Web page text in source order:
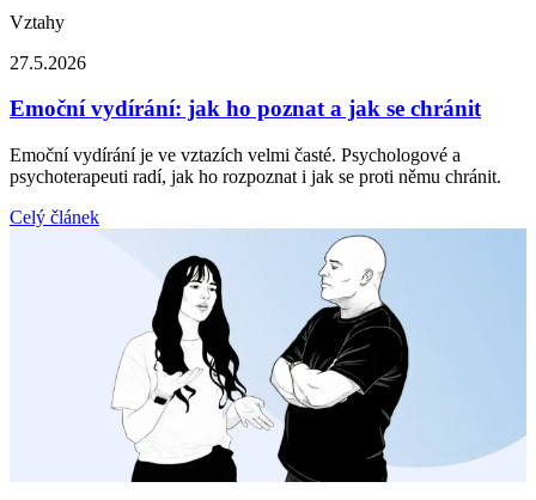
Vztahy
27.5.2026
Emoční vydírání: jak ho poznat a jak se chránit
Emoční vydírání je ve vztazích velmi časté. Psychologové a
psychoterapeuti radí, jak ho rozpoznat i jak se proti němu chránit.
Celý článek